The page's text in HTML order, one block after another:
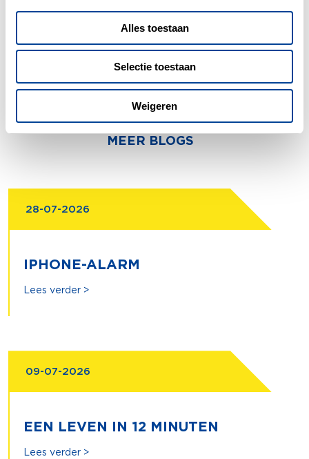
Alles toestaan
Selectie toestaan
Weigeren
MEER BLOGS
IPHONE-ALARM
Lees verder >
28-07-2026
EEN LEVEN IN 12 MINUTEN
Lees verder >
09-07-2026